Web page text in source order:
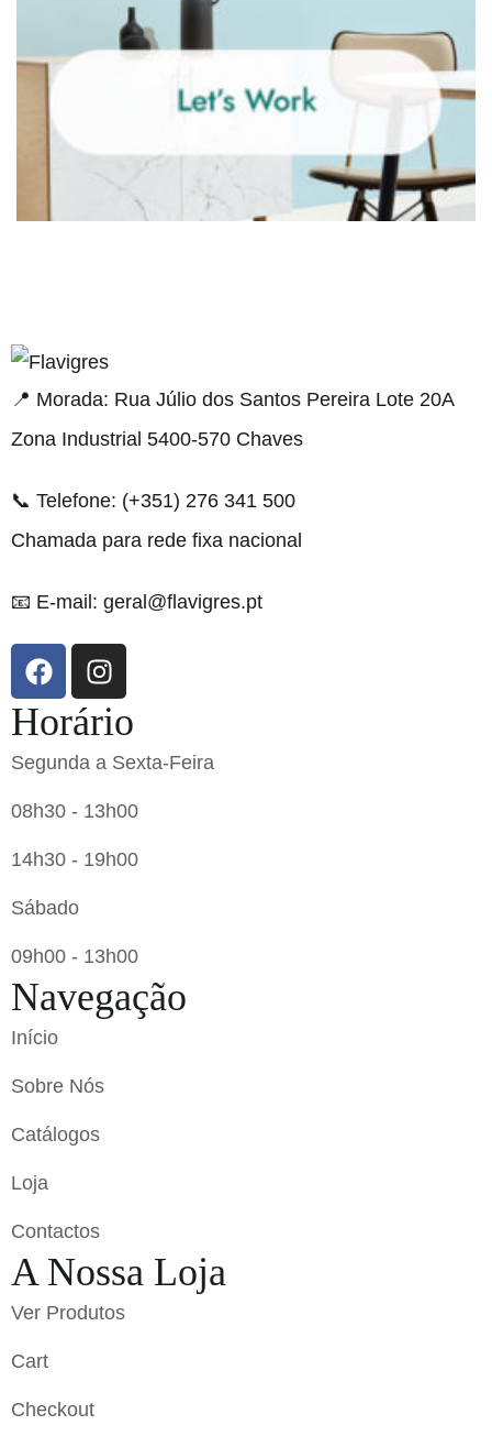
resmi adresi
📍 Morada: Rua Júlio dos Santos Pereira Lote 20A
Zona Industrial 5400-570 Chaves
📞 Telefone: (+351) 276 341 500
Chamada para rede fixa nacional
📧 E-mail: geral@flavigres.pt
Horário
Segunda a Sexta-Feira
08h30 - 13h00
14h30 - 19h00
Sábado
09h00 - 13h00
Navegação
Início
Sobre Nós
Catálogos
Loja
Contactos
A Nossa Loja
Ver Produtos
Cart
Checkout